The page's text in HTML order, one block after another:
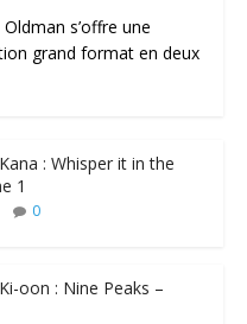
s’offre une
grand format en deux
: Whisper it in the
1
0
oon : Nine Peaks –